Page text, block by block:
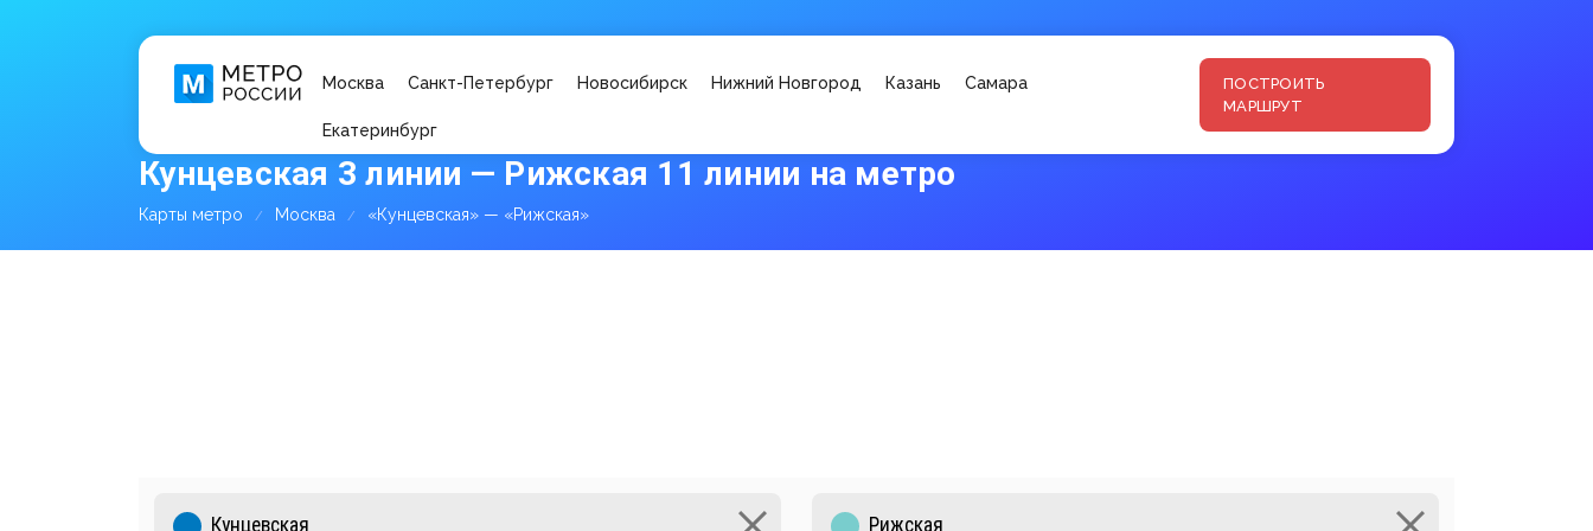
Москва Санкт-Петербург Новосибирск Нижний Новгород Казань Самара
Екатеринбург
ПОСТРОИТЬ
МАРШРУТ
Кунцевская 3 линии — Рижская 11 линии на метро
Карты метро Москва «Кунцевская» — «Рижская»